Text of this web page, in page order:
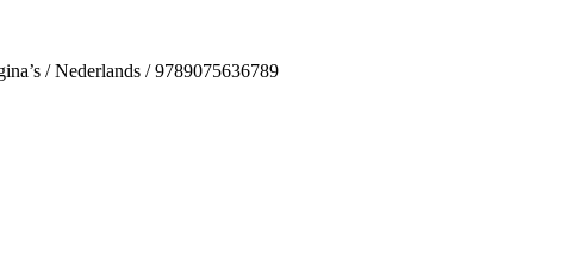
/ Nederlands / 9789075636789